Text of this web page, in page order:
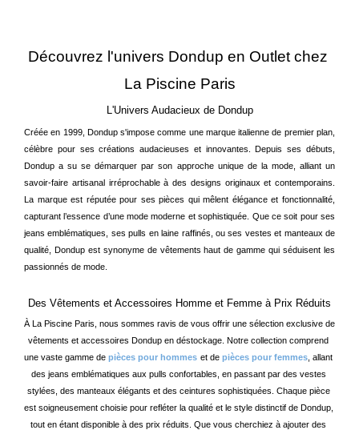
Découvrez l'univers Dondup en Outlet chez
La Piscine Paris
L'Univers Audacieux de Dondup
Créée en 1999, Dondup s'impose comme une marque italienne de premier plan,
célèbre pour ses créations audacieuses et innovantes. Depuis ses débuts,
Dondup a su se démarquer par son approche unique de la mode, alliant un
savoir-faire artisanal irréprochable à des designs originaux et contemporains.
La marque est réputée pour ses pièces qui mêlent élégance et fonctionnalité,
capturant l’essence d’une mode moderne et sophistiquée. Que ce soit pour ses
jeans emblématiques, ses pulls en laine raffinés, ou ses vestes et manteaux de
qualité, Dondup est synonyme de vêtements haut de gamme qui séduisent les
passionnés de mode.
Des Vêtements et Accessoires Homme et Femme à Prix Réduits
À La Piscine Paris, nous sommes ravis de vous offrir une sélection exclusive de
vêtements et accessoires Dondup en déstockage. Notre collection comprend
une vaste gamme de pièces pour hommes et de pièces pour femmes , allant
des jeans emblématiques aux pulls confortables, en passant par des vestes
stylées, des manteaux élégants et des ceintures sophistiquées. Chaque pièce
est soigneusement choisie pour refléter la qualité et le style distinctif de Dondup,
tout en étant disponible à des prix réduits. Que vous cherchiez à ajouter des